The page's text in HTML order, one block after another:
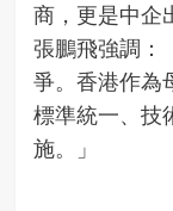
商，更是中企
張鵬飛強調：
爭。香港作為
標準統一、技
施。」